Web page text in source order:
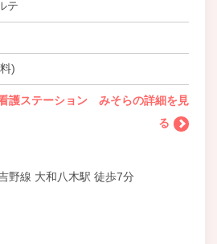
テ
)
護ステーション みそらの詳細を見
る
野線 大和八木駅 徒歩7分